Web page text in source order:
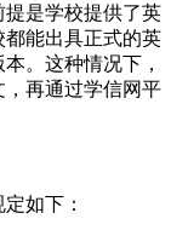
是学校提供了英
能出具正式的英
。这种情况下，
再通过学信网平
如下：